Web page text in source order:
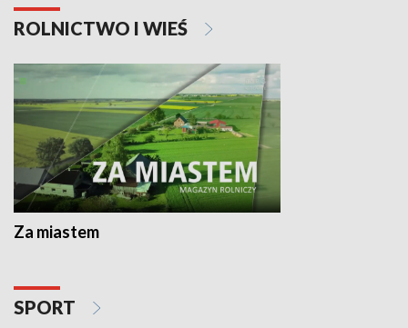
ROLNICTWO I WIEŚ
Za miastem
SPORT